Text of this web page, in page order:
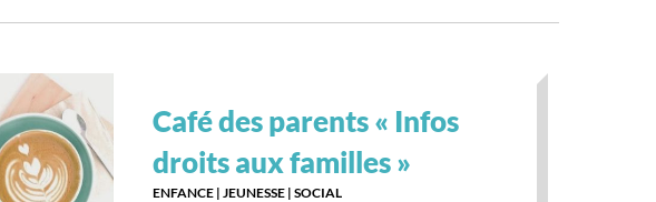
Café des parents « Infos
droits aux familles »
ENFANCE | JEUNESSE | SOCIAL